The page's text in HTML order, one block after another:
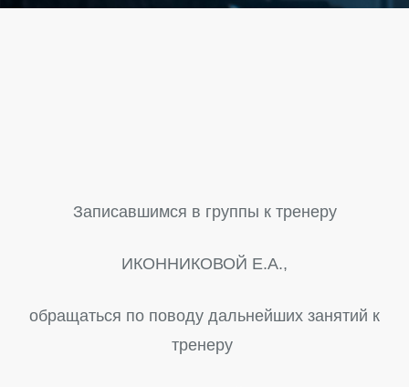
Записавшимся в группы к тренеру
ИКОННИКОВОЙ Е.А.,
обращаться по поводу дальнейших занятий к
тренеру